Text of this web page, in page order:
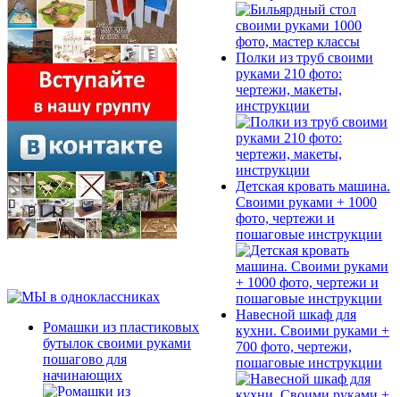
Ромашки из пластиковых
бутылок своими руками
пошагово для
начинающих
Полки из труб своими
руками 210 фото:
чертежи, макеты,
инструкции
Детская кровать машина.
Своими руками + 1000
фото, чертежи и
пошаговые инструкции
Навесной шкаф для
кухни. Своими руками +
700 фото, чертежи,
пошаговые инструкции